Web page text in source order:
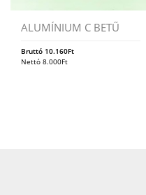
ALUMÍNIUM C BETŰ
Bruttó 10.160Ft
Nettó 8.000Ft